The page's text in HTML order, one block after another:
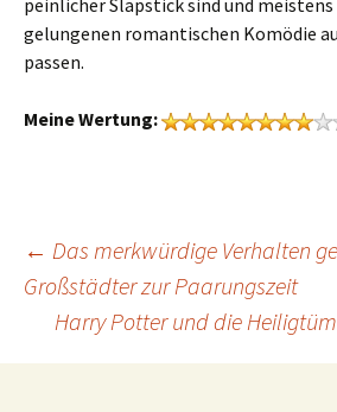
peinlicher Slapstick sind und
gelungenen romantischen Komödie
passen.
Meine Wertung:
Beitrags-
Navigation
← Das merkwürdige Verhalten
Großstädter zur Paarungszeit
Harry Potter und die